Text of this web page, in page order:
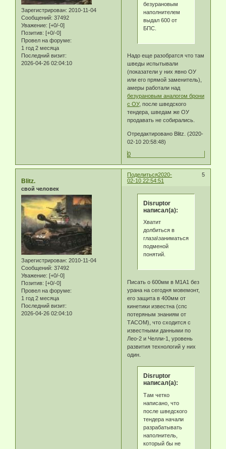
Зарегистрирован: 2010-11-04
Сообщений: 37492
Уважение: [+0/-0]
Позитив: [+0/-0]
Провел на форуме:
1 год 2 месяца
Последний визит:
2026-04-26 02:04:10
безурановым
наполнителем
выдал 600 от
БПС.
Надо еще разобратся что там
шведы испытывали
(показатели у них явно ОУ
или его прямой заменитель),
амеры работали над
безурановым аналогом брони
с ОУ, после шведского
тендера, шведам же ОУ
продавать не собирались.
Отредактировано Blitz. (2020-
02-10 20:58:48)
0
Поделиться 5
2020-
02-10 22:54:51
Blitz.
свой человек
Зарегистрирован: 2010-11-04
Сообщений: 37492
Уважение: [+0/-0]
Позитив: [+0/-0]
Провел на форуме:
1 год 2 месяца
Последний визит:
2026-04-26 02:04:10
Disruptor
написал(а):
Хватит
долбиться в
глаза\заниматься
подменой
понятий.
Писать о 600мм в М1А1 без
урана на сегодня мовемонт,
его защита в 400мм от
кинетики известна (спс
потеряным знаниям от
ТАСОМ), что сходится с
известными данными по
Лео-2 и Челли-1, уровень
развития технологий у них
один.
Disruptor
написал(а):
Там четко
написано, что
после шведского
тендера начали
разрабатывать
наполнитель,
который бы не